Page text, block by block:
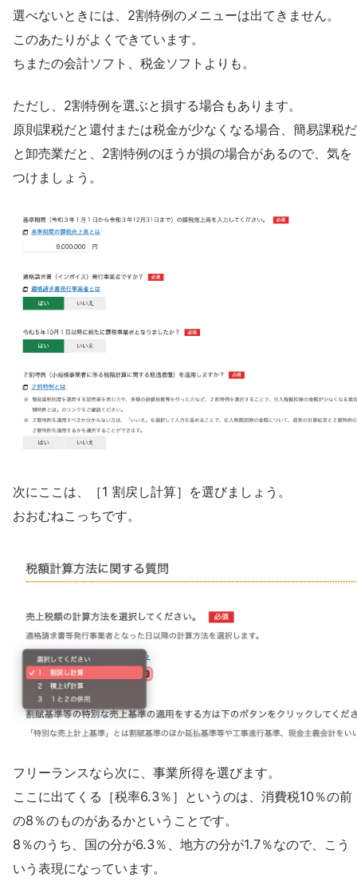
選べないときには、2割特例のメニューは出てきません。
このあたりがよくできています。
ちまたの会計ソフト、税金ソフトよりも。
ただし、2割特例を選ぶと損する場合もあります。
原則課税だと還付または税金が少なくなる場合、簡易課税だ
と卸売業だと、2割特例のほうが損の場合があるので、気を
つけましょう。
次にここは、［1 割戻し計算］を選びましょう。
おおむねこっちです。
フリーランスなら次に、事業所得を選びます。
ここに出てくる［税率6.3％］というのは、消費税10％の前
の8％のものがあるかということです。
8％のうち、国の分が6.3％、地方の分が1.7％なので、こう
いう表現になっています。